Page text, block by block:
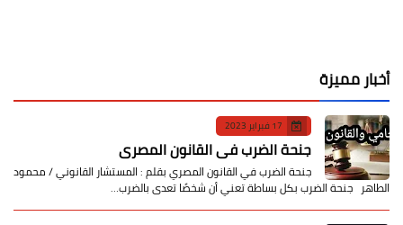
أخبار مميزة
17 فبراير 2023
جنحة الضرب في القانون المصري
جنحة الضرب في القانون المصري بقلم : المستشار القانوني / محمود
الطاهر جنحة الضرب بكل بساطة تعني أن شخصًا تعدى بالضرب…